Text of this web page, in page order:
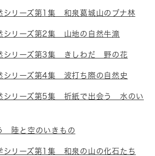
シリーズ第1集 和泉葛城山のブナ林
シリーズ第2集 山地の自然牛滝
シリーズ第3集 きしわだ 野の花
シリーズ第4集 波打ち際の自然史
シリーズ第5集 折紙で出会う 水のい
陸と空のいきもの
シリーズ第1集 和泉の山の化石たち